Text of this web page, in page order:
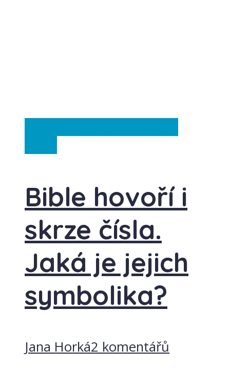
Bible hovoří i
skrze čísla.
Jaká je jejich
symbolika?
Jana Horká2 komentářů